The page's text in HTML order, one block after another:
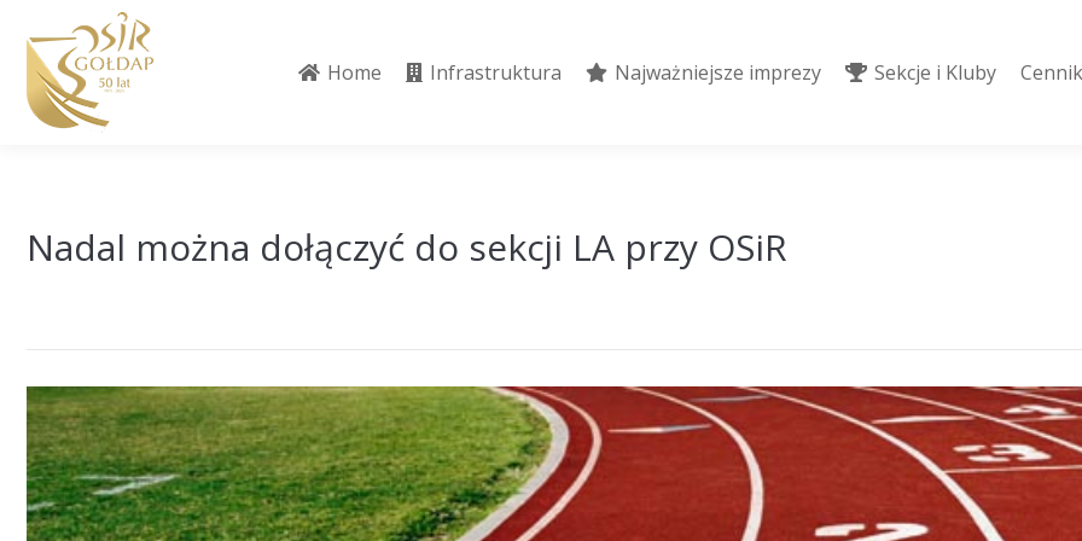
Home Infrastruktura Najważniejsze imprezy Sekcje i Kluby
Nadal można dołączyć do sekcji LA przy OSiR
Home Infrastruktura Najważniejsze imprezy Sekcje i Kluby